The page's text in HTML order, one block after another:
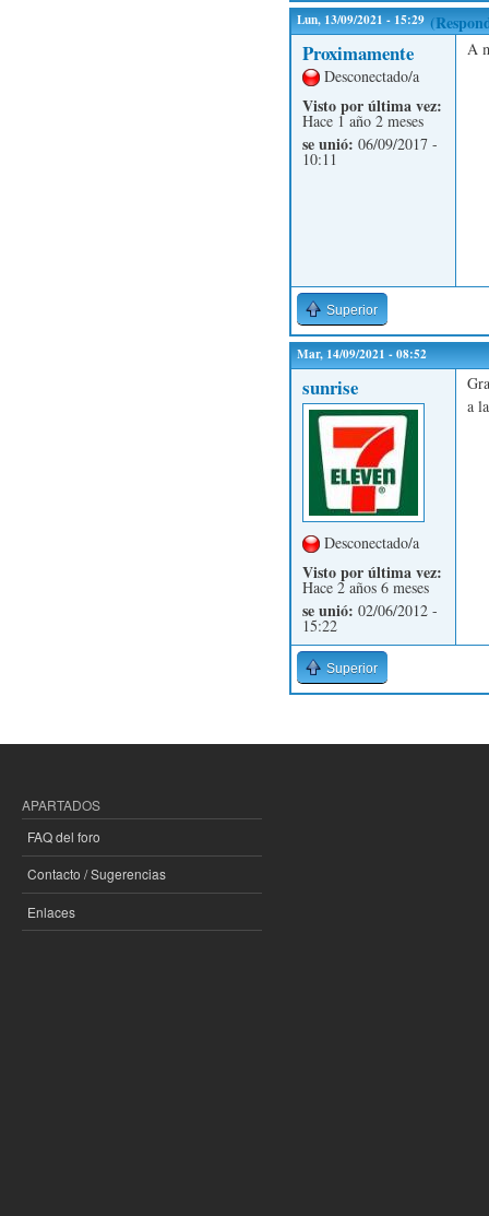
Lun, 13/09/2021 - 15:29
Proximamente
Desconectado/a
Visto por última vez:
Hace 1 año 2 meses
se unió: 06/09/2017 -
10:11
A
Superior
Mar, 14/09/2021 - 08:52
sunrise
Desconectado/a
Visto por última vez:
Hace 2 años 6 meses
se unió: 02/06/2012 -
15:22
a
Superior
APARTADOS
FAQ del foro
Contacto / Sugerencias
Enlaces